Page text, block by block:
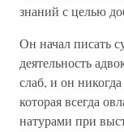
знаний с целью
Он начал писать
деятельность
слаб, и он
которая всегда
натурами при